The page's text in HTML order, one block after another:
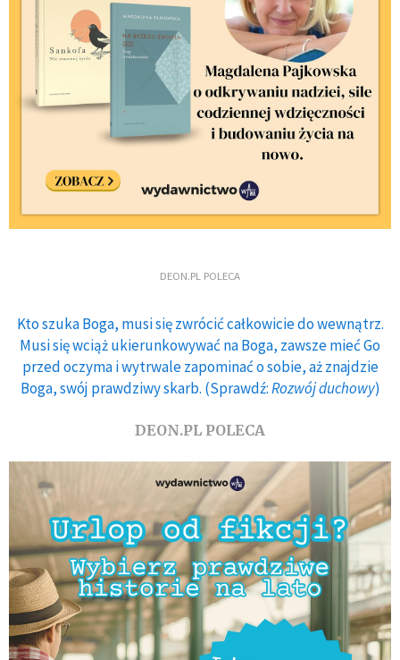
DEON.PL POLECA
Kto szuka Boga, musi się zwrócić całkowicie do wewnątrz.
Musi się wciąż ukierunkowywać na Boga, zawsze mieć Go
przed oczyma i wytrwale zapominać o sobie, aż znajdzie
Boga, swój prawdziwy skarb. (Sprawdź:Rozwój duchowy)
DEON.PL POLECA